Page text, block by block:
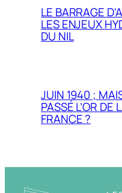
LE BARRAGE
LES ENJEUX
DU NIL
JUIN 1940 ;
PASSÉ L’OR DE
FRANCE ?